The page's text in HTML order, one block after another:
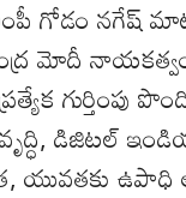
గోడం నగేష్
మోదీ
గుర్తింపు
డిజిటల్
ఉపాధి